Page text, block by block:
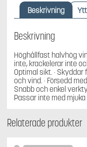
Beskrivning
Beskrivning
Höghållfast halvhög
inte, krackelerar inte
Optimal sikt. ·
och vind. · Försedd
Snabb och enkel
Passar inte med mjuka
Relaterade produkter